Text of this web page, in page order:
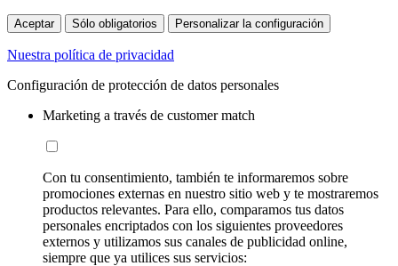
Aceptar Sólo obligatorios Personalizar la configuración
Nuestra política de privacidad
Configuración de protección de datos personales
Marketing a través de customer match
Con tu consentimiento, también te informaremos sobre
promociones externas en nuestro sitio web y te mostraremos
productos relevantes. Para ello, comparamos tus datos
personales encriptados con los siguientes proveedores
externos y utilizamos sus canales de publicidad online,
siempre que ya utilices sus servicios: